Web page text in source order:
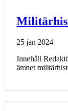
25 jan 2024|
Innehåll
ämnet